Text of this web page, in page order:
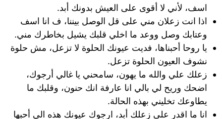
اسف، لأني لا أقوى على العيش بدونك أبد.
اذا انت زعلان مني على قل الوصل بيننا، ف انا اسف
وعتابك وصل ووعد ما اخلي قلبك يشيل بخاطرك مني.
يا روحا أحبناها، فديت عيونك الحلوة لا تزعل، مش حلوة
نشوف العيون الحلوة تزعل.
زعلك علي والله ما يهون، سامحني يا غالي أرجوك،
اضحك وريح لي بالي انا عارفة انك حنون، وقلبك ما
يطاوعك تخليني بهذه الحالة.
انا ما اقدر على زعلك أبد، ارجوك عيونك هذه الي أحبها